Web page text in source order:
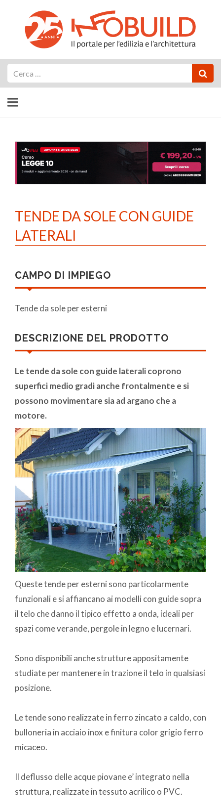
TENDE DA SOLE CON GUIDE
LATERALI
CAMPO DI IMPIEGO
Tende da sole per esterni
DESCRIZIONE DEL PRODOTTO
Le tende da sole con guide laterali coprono
superfici medio gradi anche frontalmente e si
possono movimentare sia ad argano che a
motore.
Queste tende per esterni sono particolarmente
funzionali e si affiancano ai modelli con guide sopra
il telo che danno il tipico effetto a onda, ideali per
spazi come verande, pergole in legno e lucernari.
Sono disponibili anche strutture appositamente
studiate per mantenere in trazione il telo in qualsiasi
posizione.
Le tende sono realizzate in ferro zincato a caldo, con
bulloneria in acciaio inox e finitura color grigio ferro
micaceo.
Il deflusso delle acque piovane e’ integrato nella
struttura, realizzate in tessuto acrilico o PVC.